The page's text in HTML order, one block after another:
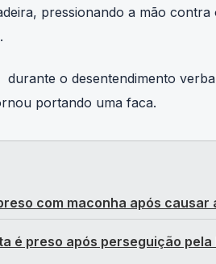
pressionando a mão
durante o desentendimento
portando uma faca.
com maconha após
é preso após perseguição pela